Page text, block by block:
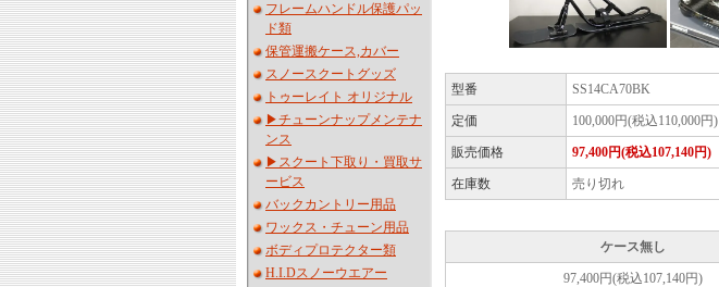
フレームハンドル保護パッ
ド類
保管運搬ケース,カバー
スノースクートグッズ
トゥーレイト オリジナル
▶︎チューンナップメンテナ
ンス
▶︎スクート下取り・買取サ
ービス
バックカントリー用品
ワックス・チューン用品
ボディプロテクター類
H.I.Dスノーウエアー
型番 SS14CA70BK
定価 100,000円(税込110,000円)
販売価格 97,400円(税込107,140円)
在庫数 売り切れ
ケース無し
97,400円(税込107,140円)